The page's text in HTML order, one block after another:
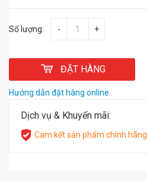
Số lượng: - +
ĐẶT HÀNG
Hướng dẫn đặt hàng online
Dịch vụ & Khuyến mãi:
Cam kết sản phẩm chính hãng